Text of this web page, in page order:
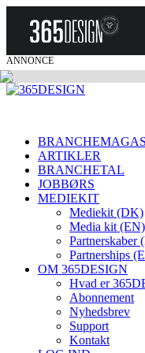
ANNONCE
ARTIKLER
BRANCHETAL
JOBBØRS
MEDIEKIT
Mediekit (DK)
Media kit (EN)
Partnerskaber
Partnerships
OM 365DESIGN
Hvad er
Abonnement
Nyhedsbrev
Support
Kontakt